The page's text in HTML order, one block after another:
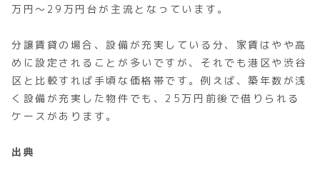
万円〜29万円台が主流となっています。
分譲賃貸の場合、設備が充実している分、家賃はやや高
めに設定されることが多いですが、それでも港区や渋谷
区と比較すれば手頃な価格帯です。例えば、築年数が浅
く設備が充実した物件でも、25万円前後で借りられる
ケースがあります。
出典